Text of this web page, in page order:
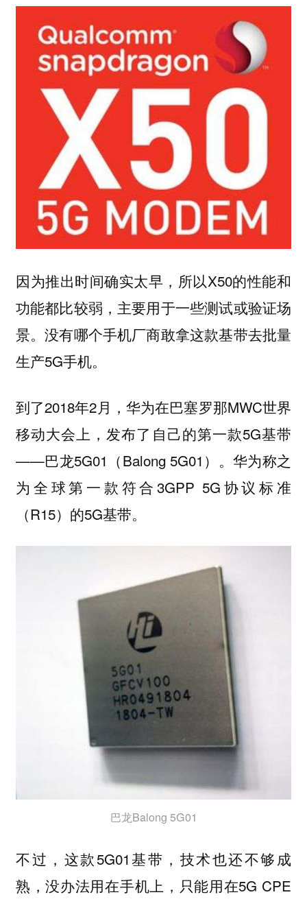
因为推出时间确实太早，所以X50的性能和
功能都比较弱，主要用于一些测试或验证场
景。没有哪个手机厂商敢拿这款基带去批量
生产5G手机。
到了2018年2月，华为在巴塞罗那MWC世界
移动大会上，发布了自己的第一款5G基带
——巴龙5G01（Balong 5G01）。华为称之
为全球第一款符合3GPP 5G协议标准
（R15）的5G基带。
巴龙Balong 5G01
不过，这款5G01基带，技术也还不够成
熟，没办法用在手机上，只能用在5G CPE